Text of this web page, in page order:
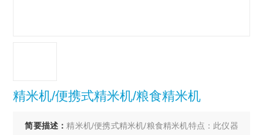
精米机/便携式精米机/粮食精米机
简要描述： 精米机/便携式精米机/粮食精米机特点：此仪器